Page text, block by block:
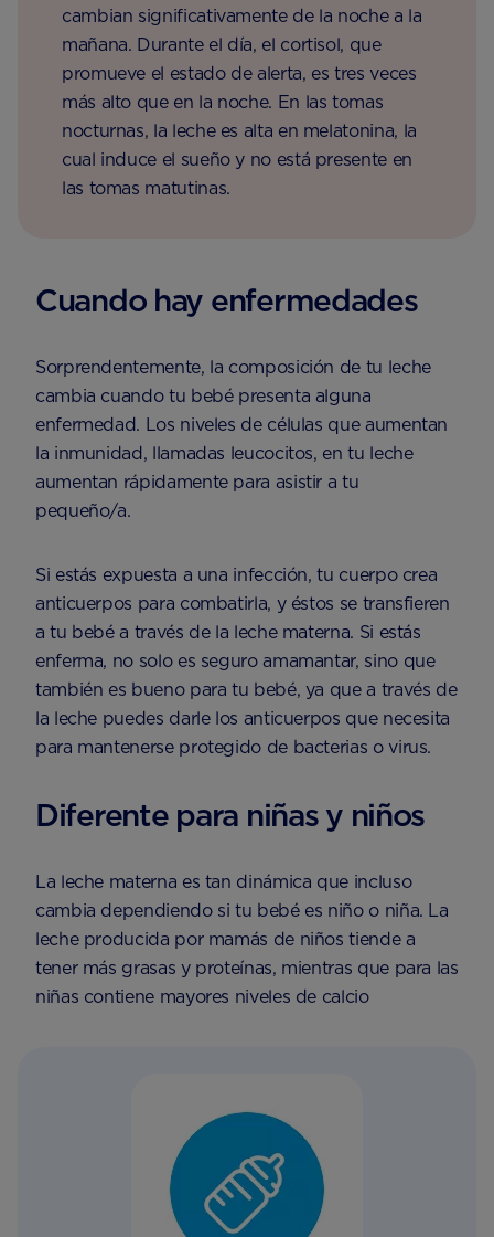
cambian significativamente de la noche a la
mañana. Durante el día, el cortisol, que
promueve el estado de alerta, es tres veces
más alto que en la noche. En las tomas
nocturnas, la leche es alta en melatonina, la
cual induce el sueño y no está presente en
las tomas matutinas.
Cuando hay enfermedades
Sorprendentemente, la composición de tu leche
cambia cuando tu bebé presenta alguna
enfermedad. Los niveles de células que aumentan
la inmunidad, llamadas leucocitos, en tu leche
aumentan rápidamente para asistir a tu
pequeño/a.
Si estás expuesta a una infección, tu cuerpo crea
anticuerpos para combatirla, y éstos se transfieren
a tu bebé a través de la leche materna. Si estás
enferma, no solo es seguro amamantar, sino que
también es bueno para tu bebé, ya que a través de
la leche puedes darle los anticuerpos que necesita
para mantenerse protegido de bacterias o virus.
Diferente para niñas y niños
La leche materna es tan dinámica que incluso
cambia dependiendo si tu bebé es niño o niña. La
leche producida por mamás de niños tiende a
tener más grasas y proteínas, mientras que para las
niñas contiene mayores niveles de calcio